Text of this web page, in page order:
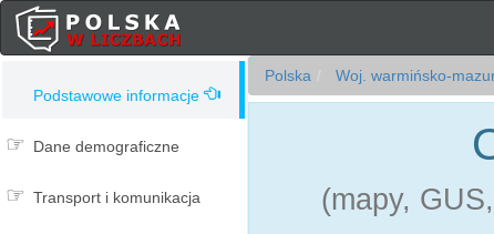
Podstawowe informacje
Dane demograficzne
Transport i komunikacja
Polska Woj. warmińsko-
(mapy,